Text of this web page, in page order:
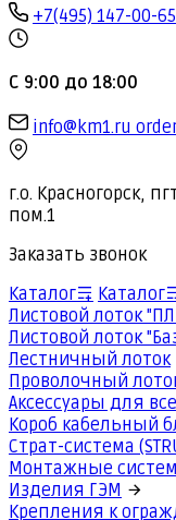
+7(495) 147-00-65
С 9:00 до 18:00
info@km1.ru
г.о. Красногорск,
пом.1
Заказать звонок
Каталог
Каталог
Листовой лоток
Листовой лоток
Лестничный лоток
Проволочный
Аксессуары для
Короб кабельный
Страт-система
Монтажные
Изделия ГЭМ
Крепления к